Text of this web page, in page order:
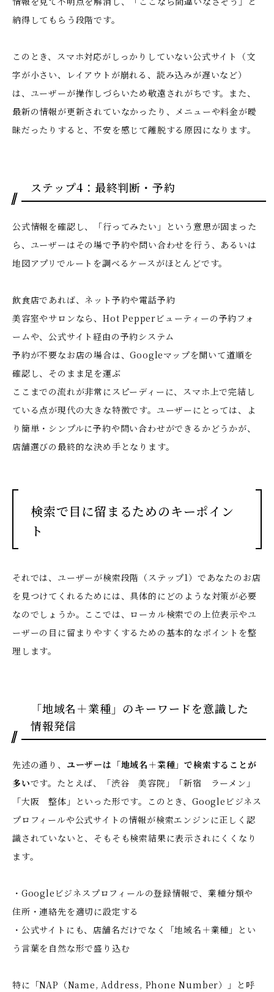
納得してもらう段階です。
このとき、 スマホ対応がしっかりしていない公式サイト（文
字が小さい、レイアウトが崩れる、読み込みが遅いなど）
は、ユーザーが操作しづらいため敬遠されがちです。また、
最新の情報が更新されていなかったり、メニューや料金が曖
昧だったりすると、不安を感じて離脱する原因になります。
ステップ4：最終判断・予約
公式情報を確認し、「行ってみたい」という意思が固まった
ら、ユーザーはその場で予約や問い合わせを行う、あるいは
地図アプリでルートを調べるケースがほとんどです。
飲食店であれば、ネット予約や電話予約
美容室やサロンなら、Hot Pepperビューティーの予約フォ
ームや、公式サイト経由の予約システム
予約が不要なお店の場合は、Googleマップを開いて道順を
確認し、そのまま足を運ぶ
ここまでの流れが非常にスピーディーに、スマホ上で完結し
ている点が現代の大きな特徴です。ユーザーにとっては、よ
り簡単・シンプルに予約や問い合わせができるかどうかが、
店舗選びの最終的な決め手となります。
検索で目に留まるためのキーポイン
ト
それでは、ユーザーが検索段階（ステップ1）であなたのお店
を見つけてくれるためには、具体的にどのような対策が必要
なのでしょうか。ここでは、ローカル検索での上位表示やユ
ーザーの目に留まりやすくするための基本的なポイントを整
理します。
「地域名＋業種」のキーワードを意識した
情報発信
先述の通り、 ユーザーは「地域名＋業種」で検索することが
多いです。たとえば、「渋谷 美容院」「新宿 ラーメン」
「大阪 整体」といった形です。このとき、Googleビジネス
プロフィールや公式サイトの情報が検索エンジンに正しく認
識されていないと、そもそも検索結果に表示されにくくなり
ます。
・Googleビジネスプロフィールの登録情報で、業種分類や
住所・連絡先を適切に設定する
・公式サイトにも、店舗名だけでなく「地域名＋業種」とい
う言葉を自然な形で盛り込む
特に「NAP（Name, Address, Phone Number）」と呼